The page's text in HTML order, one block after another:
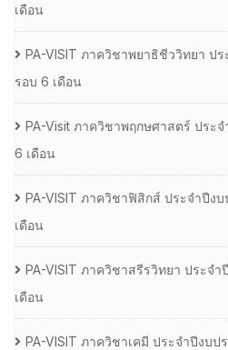
เดือน
PA-VISIT ภาควิชาพยาธิชีววิทยา ป
รอบ 6 เดือน
PA-Visit ภาควิชาพฤกษศาสตร์ ประ
6 เดือน
PA-VISIT ภาควิชาฟิสิกส์ ประจำปีง
เดือน
PA-VISIT ภาควิชาสรีรวิทยา ประจ
เดือน
PA-VISIT ภาควิชาเคมี ประจำปีงบ